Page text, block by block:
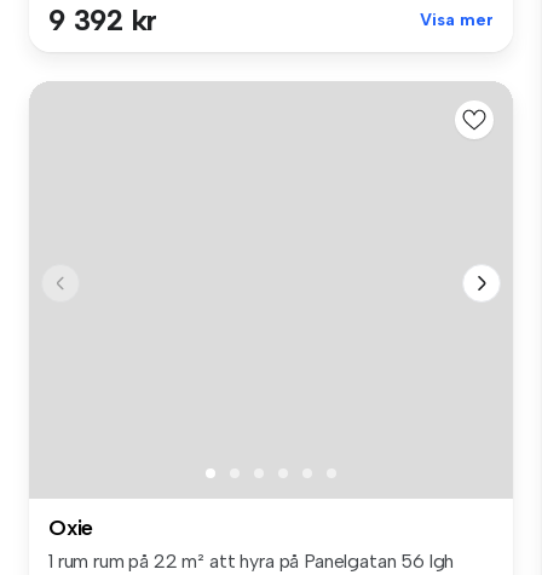
9 392 kr Visa mer
Oxie
1 rum rum på 22 m² att hyra på Panelgatan 56 lgh